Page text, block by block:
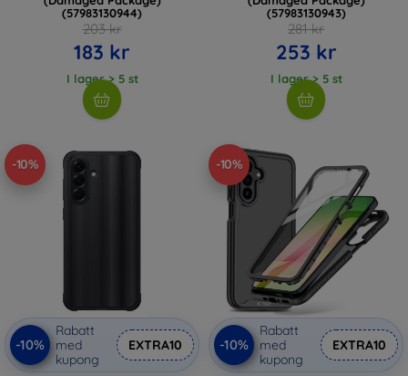
(57983130944)
203 kr
183 kr
I lager > 5 st
(57983130943)
281 kr
253 kr
I lager > 5 st
-10%
-10%
Rabatt
med
kupong
EXTRA10
-10%
-10%
Rabatt
med
kupong
EXTRA10